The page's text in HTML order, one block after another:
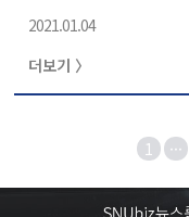
회, 지배 구조) 경영이
가능한 자본 시장 발
쪽의 이야기를 모두
하상우 경총 경제조
경실련 정책위원장(
을 진행했다...
2021.01.04
더보기 〉
1 ···